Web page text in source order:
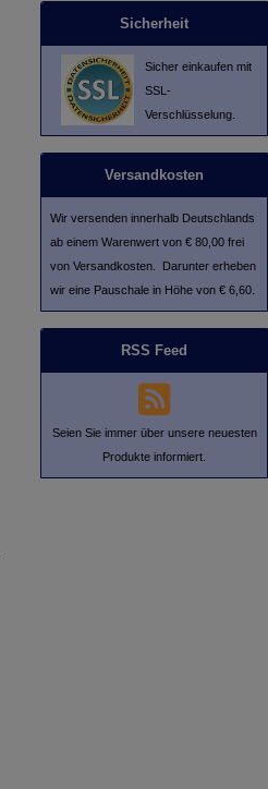
Sicherheit
Sicher einkaufen mit
SSL-
Verschlüsselung.
Versandkosten
Wir versenden innerhalb Deutschlands
ab einem Warenwert von € 80,00 frei
von Versandkosten. Darunter erheben
wir eine Pauschale in Höhe von € 6,60.
RSS Feed
Seien Sie immer über unsere neuesten
Produkte informiert.